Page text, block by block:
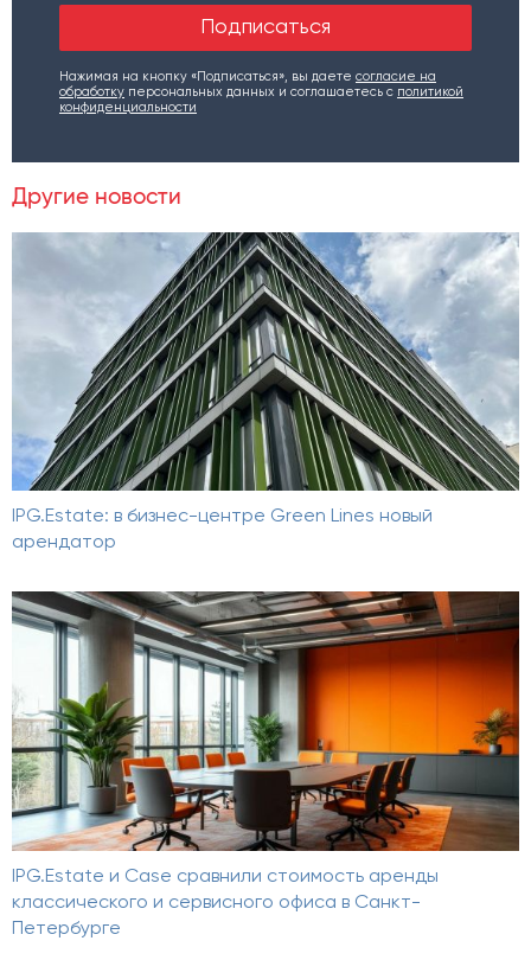
Нажимая на кнопку «Подписаться», вы даете согласие на
обработку персональных данных и соглашаетесь c политикой
конфиденциальности
Другие новости
IPG.Estate: в бизнес-центре Green Lines новый
арендатор
IPG.Estate и Case сравнили стоимость аренды
классического и сервисного офиса в Санкт-
Петербурге